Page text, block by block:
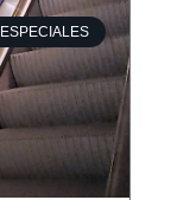
ESPECIALES